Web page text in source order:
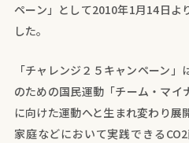
ペーン」として2010年1月14日よ
した。
「チャレンジ２５キャンペーン
のための国民運動「チーム・マイ
に向けた運動へと生まれ変わり展
家庭などにおいて実践できる